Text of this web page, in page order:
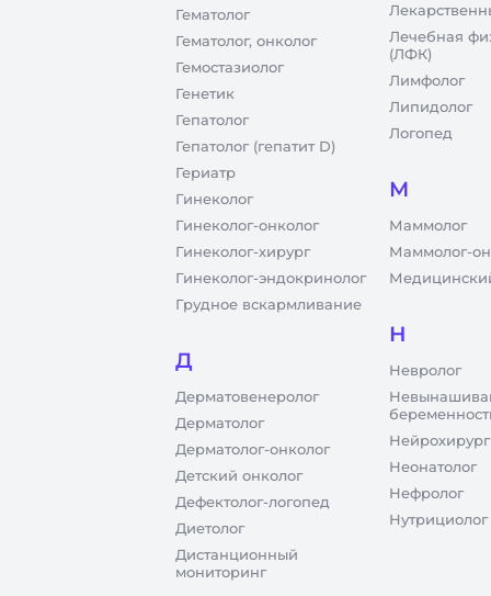
Гематолог
Гематолог, онколог
Гемостазиолог
Генетик
Гепатолог
Гепатолог (гепатит D)
Гериатр
Гинеколог
Гинеколог-онколог
Гинеколог-хирург
Гинеколог-эндокринолог
Грудное вскармливание
Д
Дерматовенеролог
Дерматолог
Дерматолог-онколог
Детский онколог
Дефектолог-логопед
Диетолог
Дистанционный
мониторинг
Лечебная
(ЛФК)
Лимфолог
Липидолог
Логопед
М
Маммолог
Маммолог-
Н
Невролог
Нейрохирург
Неонатолог
Нефролог
Нутрициолог